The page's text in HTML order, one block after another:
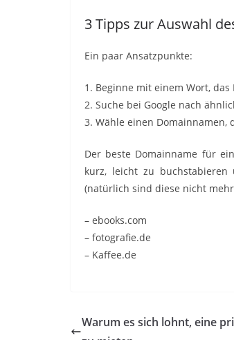
3 Tipps zur Auswahl
Ein paar Ansatzpunkte:
1. Beginne mit einem Wort,
2. Suche bei Google nach
3. Wähle einen
Der beste Domainname für
kurz, leicht zu
(natürlich sind diese nicht
– ebooks.com
– fotografie.de
– Kaffee.de
Warum es sich lohnt, eine